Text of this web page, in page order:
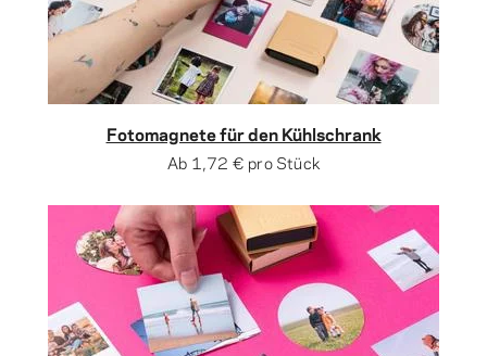
Fotomagnete für den Kühlschrank
Ab 1,72 € pro Stück